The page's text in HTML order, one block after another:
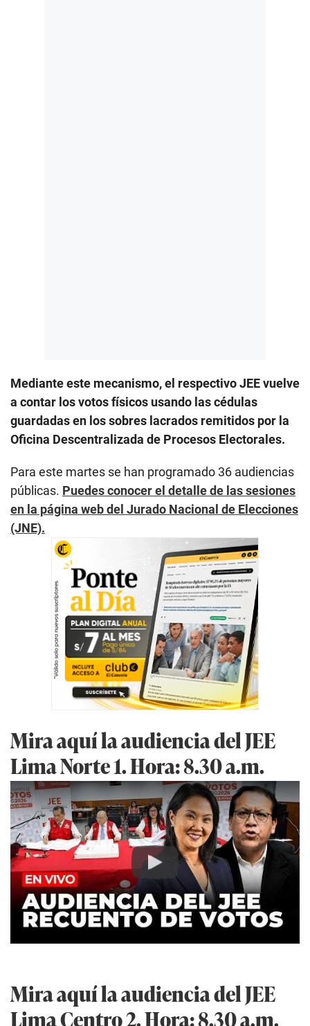
Mediante este mecanismo, el respectivo JEE vuelve
a contar los votos físicos usando las cédulas
guardadas en los sobres lacrados remitidos por la
Oficina Descentralizada de Procesos Electorales.
Para este martes se han programado 36 audiencias
públicas. Puedes conocer el detalle de las sesiones
en la página web del Jurado Nacional de Elecciones
(JNE).
Mira aquí la audiencia del JEE
Lima Norte 1. Hora: 8.30 a.m.
Play
Mira aquí la audiencia del JEE
Lima Centro 2. Hora: 8.30 a.m.